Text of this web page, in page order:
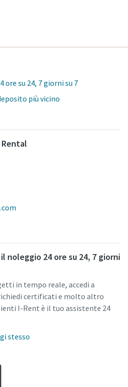
su 24, 7 giorni su 7
più vicino
noleggio 24 ore su 24, 7 giorni
in tempo reale, accedi a
certificati e molto altro
I-Rent è il tuo assistente 24
stesso